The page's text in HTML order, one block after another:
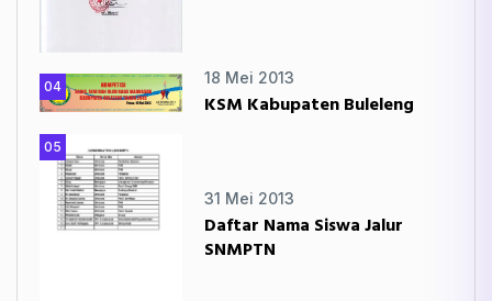
04
18 Mei 2013
KSM Kabupaten Buleleng
05
31 Mei 2013
Daftar Nama Siswa Jalur
SNMPTN